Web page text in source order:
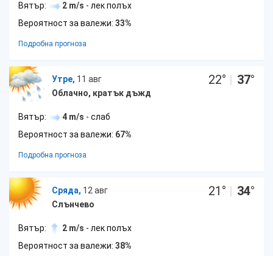
Вятър: 2 m/s - лек полъх
Вероятност за валежи: 33%
Подробна прогноза
Утре, 11 авг
Облачно, кратък дъжд
22° | 37°
Вятър: 4 m/s - слаб
Вероятност за валежи: 67%
Подробна прогноза
Сряда, 12 авг
Слънчево
21 ° | 34°
Вятър: 2 m/s - лек полъх
Вероятност за валежи: 38%